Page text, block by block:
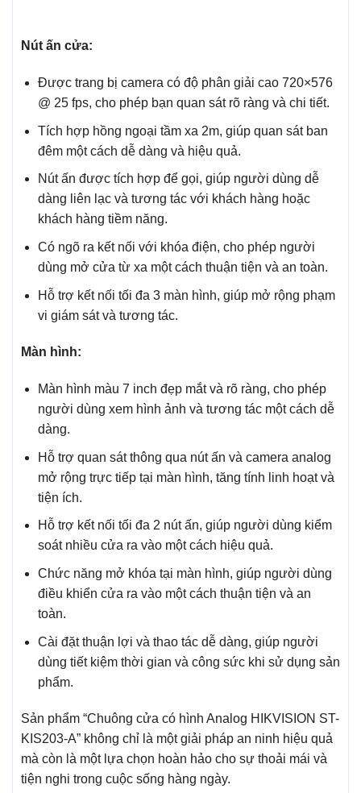
Nút ấn cửa:
Được trang bị camera có độ phân giải cao 720×576
@ 25 fps, cho phép bạn quan sát rõ ràng và chi tiết.
Tích hợp hồng ngoại tầm xa 2m, giúp quan sát ban
đêm một cách dễ dàng và hiệu quả.
Nút ấn được tích hợp để gọi, giúp người dùng dễ
dàng liên lạc và tương tác với khách hàng hoặc
khách hàng tiềm năng.
Có ngõ ra kết nối với khóa điện, cho phép người
dùng mở cửa từ xa một cách thuận tiện và an toàn.
Hỗ trợ kết nối tối đa 3 màn hình, giúp mở rộng phạm
vi giám sát và tương tác.
Màn hình:
Màn hình màu 7 inch đẹp mắt và rõ ràng, cho phép
người dùng xem hình ảnh và tương tác một cách dễ
dàng.
Hỗ trợ quan sát thông qua nút ấn và camera analog
mở rộng trực tiếp tại màn hình, tăng tính linh hoạt và
tiện ích.
Hỗ trợ kết nối tối đa 2 nút ấn, giúp người dùng kiểm
soát nhiều cửa ra vào một cách hiệu quả.
Chức năng mở khóa tại màn hình, giúp người dùng
điều khiển cửa ra vào một cách thuận tiện và an
toàn.
Cài đặt thuận lợi và thao tác dễ dàng, giúp người
dùng tiết kiệm thời gian và công sức khi sử dụng sản
phẩm.
Sản phẩm “Chuông cửa có hình Analog HIKVISION ST-
KIS203-A” không chỉ là một giải pháp an ninh hiệu quả
mà còn là một lựa chọn hoàn hảo cho sự thoải mái và
tiện nghi trong cuộc sống hàng ngày.